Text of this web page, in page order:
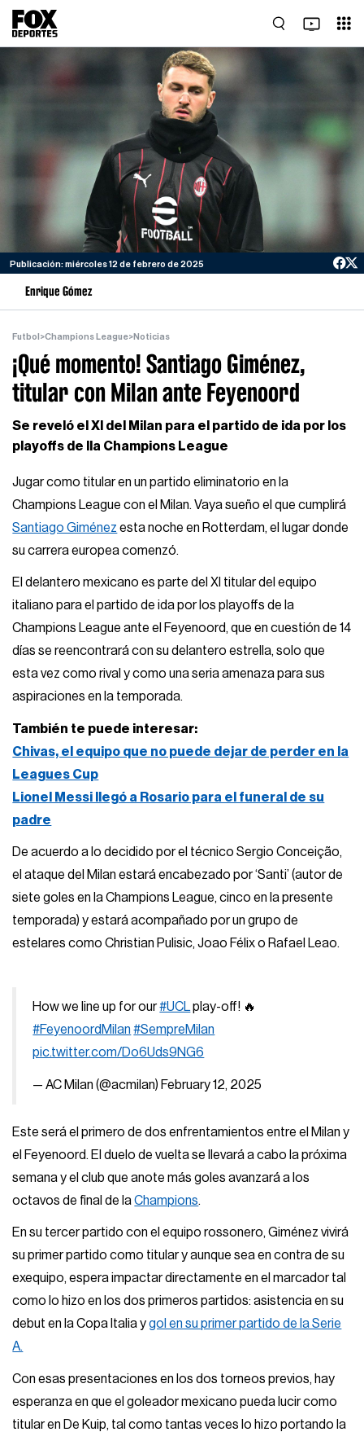
Publicación: miércoles 12 de febrero de 2025
Enrique Gómez
Futbol >Champions League>Noticias
¡Qué momento! Santiago Giménez,
titular con Milan ante Feyenoord
Se reveló el XI del Milan para el partido de ida por los
playoffs de lla Champions League
Jugar como titular en un partido eliminatorio en la
Champions League con el Milan. Vaya sueño el que cumplirá
Santiago Giménez esta noche en Rotterdam, el lugar donde
su carrera europea comenzó.
El delantero mexicano es parte del XI titular del equipo
italiano para el partido de ida por los playoffs de la
Champions League ante el Feyenoord, que en cuestión de 14
días se reencontrará con su delantero estrella, solo que
esta vez como rival y como una seria amenaza para sus
aspiraciones en la temporada.
También te puede interesar:
Chivas, el equipo que no puede dejar de perder en la
Leagues Cup
Lionel Messi llegó a Rosario para el funeral de su
padre
De acuerdo a lo decidido por el técnico Sergio Conceição,
el ataque del Milan estará encabezado por ‘Santi’ (autor de
siete goles en la Champions League, cinco en la presente
temporada) y estará acompañado por un grupo de
estelares como Christian Pulisic, Joao Félix o Rafael Leao.
How we line up for our#UCLplay-off! 🔥
#FeyenoordMilan #SempreMilan
pic.twitter.com/Do6Uds9NG6
— AC Milan (@acmilan) February 12, 2025
Este será el primero de dos enfrentamientos entre el Milan y
el Feyenoord. El duelo de vuelta se llevará a cabo la próxima
semana y el club que anote más goles avanzará a los
octavos de final de laChampions.
En su tercer partido con el equipo rossonero, Giménez vivirá
su primer partido como titular y aunque sea en contra de su
exequipo, espera impactar directamente en el marcador tal
como lo hizo en los dos primeros partidos: asistencia en su
debut en la Copa Italia ygol en su primer partido de la Serie
A.
Con esas presentaciones en los dos torneos previos, hay
esperanza en que el goleador mexicano pueda lucir como
titular en De Kuip, tal como tantas veces lo hizo portando la